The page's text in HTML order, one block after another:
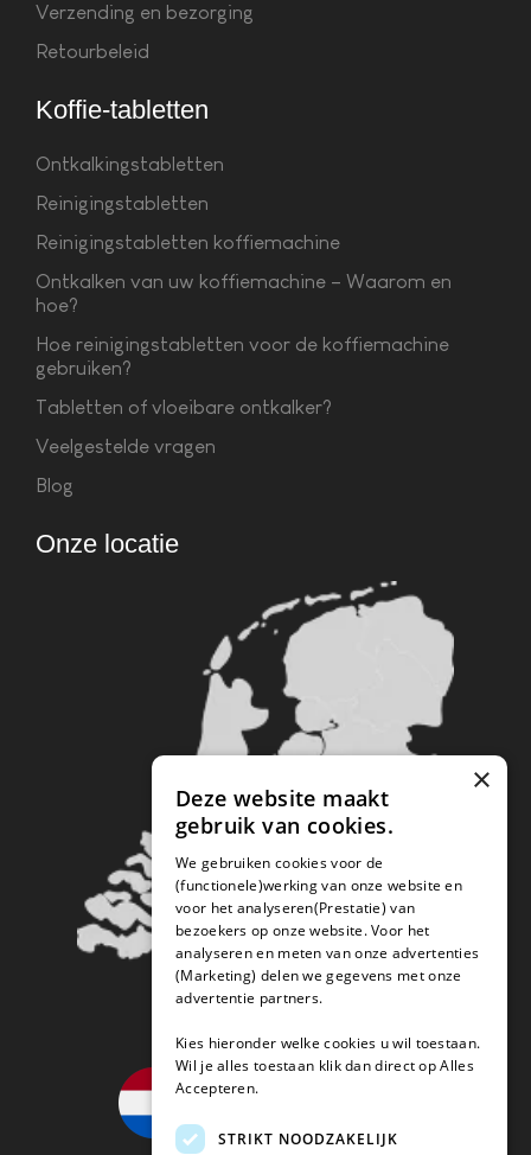
Verzending en bezorging
Retourbeleid
Koffie-tabletten
Ontkalkingstabletten
Reinigingstabletten
Reinigingstabletten koffiemachine
Ontkalken van uw koffiemachine – Waarom en
hoe?
Hoe reinigingstabletten voor de koffiemachine
gebruiken?
Tabletten of vloeibare ontkalker?
Veelgestelde vragen
Blog
Onze locatie
×
Deze website maakt
gebruik van cookies.
We gebruiken cookies voor de
(functionele)werking van onze website en
voor het analyseren(Prestatie) van
bezoekers op onze website. Voor het
analyseren en meten van onze advertenties
(Marketing) delen we gegevens met onze
advertentie partners.
Kies hieronder welke cookies u wil toestaan.
Wil je alles toestaan klik dan direct op Alles
Accepteren.
STRIKT NOODZAKELIJK